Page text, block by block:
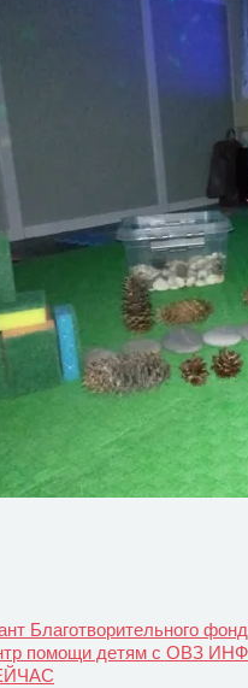
Благотворительного
помощи детям с ОВЗ